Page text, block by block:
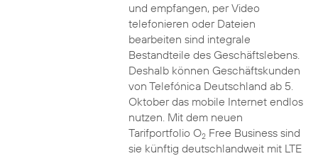
und empfangen, per Video
telefonieren oder Dateien
bearbeiten sind integrale
Bestandteile des Geschäftslebens.
Deshalb können Geschäftskunden
von Telefónica Deutschland ab 5.
Oktober das mobile Internet endlos
nutzen. Mit dem neuen
Tarifportfolio O2Free Business sind
sie künftig deutschlandweit mit LTE